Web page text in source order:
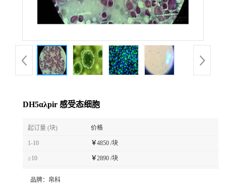
DH5αλpir 感受态细胞
起订量 (块) 价格
1-10 ￥4850 /块
≥10 ￥2890 /块
品牌： 帛科